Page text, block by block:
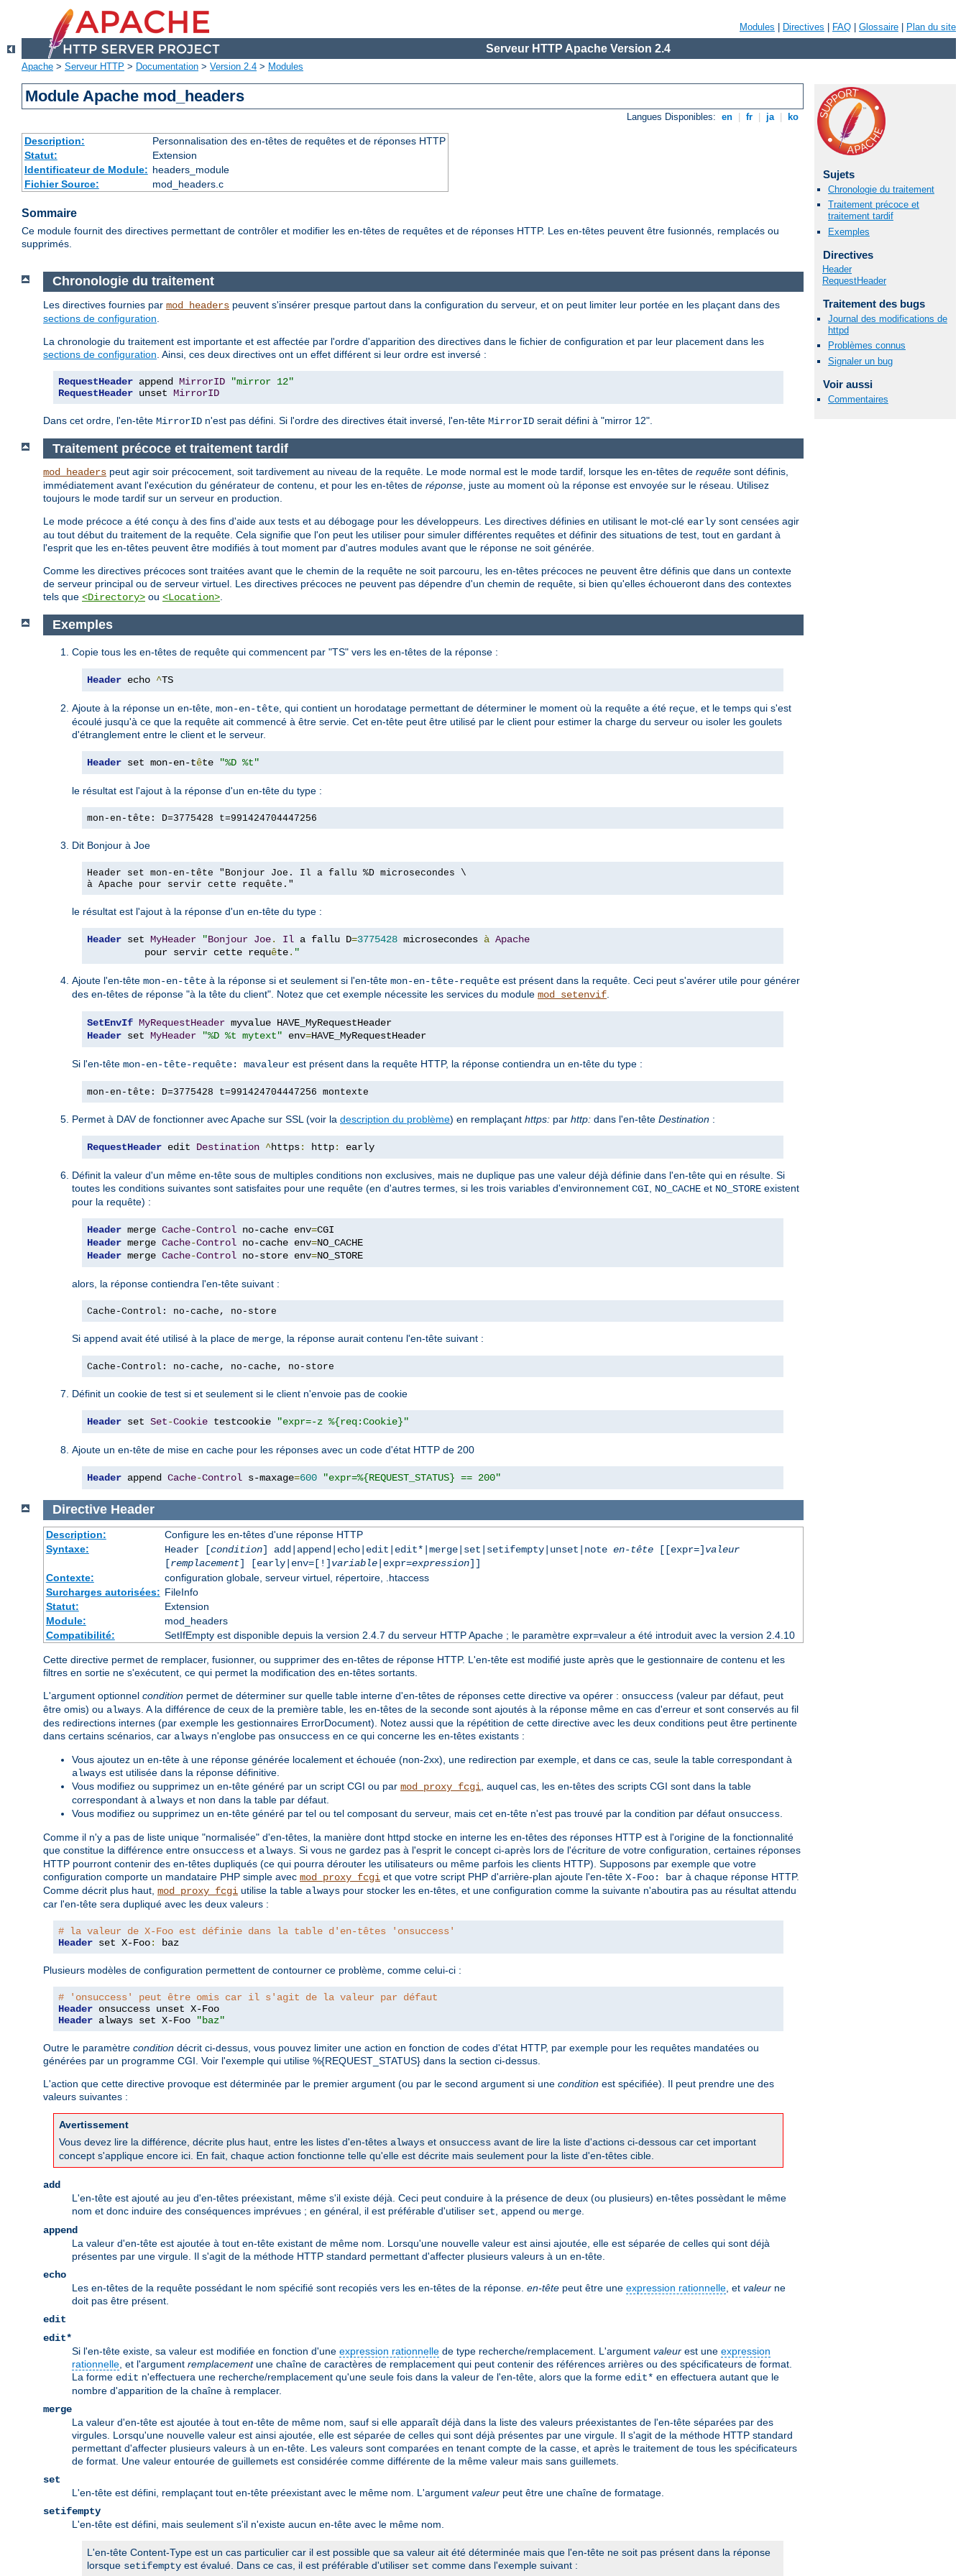
Modules Directives FAQ Glossaire Plan du site
Serveur HTTP Apache Version 2.4
Apache > Serveur HTTP > Documentation > Version 2.4 > Modules
Module Apache mod_headers
Langues Disponibles: en fr ja ko
Description:
Personnalisation des en-têtes de requêtes et de réponses HTTP
Statut:
Extension
Identificateur de Module: headers_module
Fichier Source:
mod_headers.c
Sommaire
Ce module fournit des directives permettant de contrôler et modifier les en-têtes de requêtes et de réponses HTTP. Les en-têtes peuvent être fusionnés, remplacés ou
supprimés.
Sujets
Chronologie du traitement
Traitement précoce et
traitement tardif
Exemples
Directives
Header
RequestHeader
Traitement des bugs
Journal des modifications de
httpd
Problèmes connus
Signaler un bug
Voir aussi
Commentaires
Chronologie du traitement
Les directives fournies par mod_headers peuvent s'insérer presque partout dans la configuration du serveur, et on peut limiter leur portée en les plaçant dans des
sections de configuration
La chronologie du traitement est importante et est affectée par l'ordre d'apparition des directives dans le fichier de configuration et par leur placement dans les
sections de configuration . Ainsi, ces deux directives ont un effet différent si leur ordre est inversé :
RequestHeader append MirrorID
"mirror 12"
RequestHeader unset MirrorID
Dans cet ordre, l'en-tête MirrorID n'est pas défini. Si l'ordre des directives était inversé, l'en-tête MirrorID serait défini à "mirror 12".
Traitement précoce et traitement tardif
mod_headers peut agir soir précocement, soit tardivement au niveau de la requête. Le mode normal est le mode tardif, lorsque les en-têtes de requête sont définis,
immédiatement avant l'exécution du générateur de contenu, et pour les en-têtes de réponse, juste au moment où la réponse est envoyée sur le réseau. Utilisez
toujours le mode tardif sur un serveur en production.
Le mode précoce a été conçu à des fins d'aide aux tests et au débogage pour les développeurs. Les directives définies en utilisant le mot-clé early sont censées agir
au tout début du traitement de la requête. Cela signifie que l'on peut les utiliser pour simuler différentes requêtes et définir des situations de test, tout en gardant à
l'esprit que les en-têtes peuvent être modifiés à tout moment par d'autres modules avant que le réponse ne soit générée.
Comme les directives précoces sont traitées avant que le chemin de la requête ne soit parcouru, les en-têtes précoces ne peuvent être définis que dans un contexte
de serveur principal ou de serveur virtuel. Les directives précoces ne peuvent pas dépendre d'un chemin de requête, si bien qu'elles échoueront dans des contextes
tels que <Directory> ou <Location>.
Exemples
Copie tous les en-têtes de requête qui commencent par "TS" vers les en-têtes de la réponse :
Header echo ^TS
Ajoute à la réponse un en-tête, mon-en-tête , qui contient un horodatage permettant de déterminer le moment où la requête a été reçue, et le temps qui s'est
écoulé jusqu'à ce que la requête ait commencé à être servie. Cet en-tête peut être utilisé par le client pour estimer la charge du serveur ou isoler les goulets
d'étranglement entre le client et le serveur.
Header set mon-en-tête "%D %t"
le résultat est l'ajout à la réponse d'un en-tête du type :
mon-en-tête: D=3775428 t=991424704447256
Dit Bonjour à Joe
Header set mon-en-tête "Bonjour Joe. Il a fallu %D microsecondes \
à Apache pour servir cette requête."
le résultat est l'ajout à la réponse d'un en-tête du type :
Header set MyHeader "Bonjour Joe. Il a fallu D=3775428 microsecondes à Apache
          pour servir cette requ
ête. "
Ajoute l'en-tête mon-en-tête à la réponse si et seulement si l'en-tête mon-en-tête-requête est présent dans la requête. Ceci peut s'avérer utile pour générer
des en-têtes de réponse "à la tête du client". Notez que cet exemple nécessite les services du module mod_setenvif
SetEnvIf MyRequestHeader
Header set MyHeader "%D %t mytext" env=HAVE_MyRequestHeader
Si l'en-tête mon-en-tête-requête: mavaleur est présent dans la requête HTTP, la réponse contiendra un en-tête du type :
mon-en-tête: D=3775428 t=991424704447256 montexte
Permet à DAV de fonctionner avec Apache sur SSL (voir la description du problème) en remplaçant https: par http: dans l'en-tête Destination :
RequestHeader edit Destination ^https: http: early
Définit la valeur d'un même en-tête sous de multiples conditions non exclusives, mais ne duplique pas une valeur déjà définie dans l'en-tête qui en résulte. Si
toutes les conditions suivantes sont satisfaites pour une requête (en d'autres termes, si les trois variables d'environnement CGI NO_CACHE et NO_STORE existent
pour la requête) :
Header merge Cache-Control no-cache env=
Header merge Cache-Control no-cache env=
Header merge Cache-Control no-store env=NO_STORE
alors, la réponse contiendra l'en-tête suivant :
Cache-Control: no-cache, no-store
Si append avait été utilisé à la place de merge , la réponse aurait contenu l'en-tête suivant :
Cache-Control: no-cache, no-cache, no-store
Définit un cookie de test si et seulement si le client n'envoie pas de cookie
Header set Set-Cookie testcookie "expr=-z %{req:Cookie}"
Ajoute un en-tête de mise en cache pour les réponses avec un code d'état HTTP de 200
Header append Cache-Control s-maxage=600 "expr=%{REQUEST_STATUS} == 200"
Directive Header
Description:
Configure les en-têtes d'une réponse HTTP
Syntaxe:
Header [condition] add|append|echo|edit|edit*|merge|set|setifempty|unset|note en-tête[[expr=] valeur
[remplacement] [early|env=[!] variable|expr=expression]]
Contexte:
configuration globale, serveur virtuel, répertoire, .htaccess
Surcharges autorisées: FileInfo
Statut:
Extension
Module:
mod_headers
Compatibilité:
SetIfEmpty est disponible depuis la version 2.4.7 du serveur HTTP Apache ; le paramètre expr=valeur a été introduit avec la version 2.4.10
Cette directive permet de remplacer, fusionner, ou supprimer des en-têtes de réponse HTTP. L'en-tête est modifié juste après que le gestionnaire de contenu et les
filtres en sortie ne s'exécutent, ce qui permet la modification des en-têtes sortants.
L'argument optionnel condition permet de déterminer sur quelle table interne d'en-têtes de réponses cette directive va opérer : onsuccess (valeur par défaut, peut
être omis) ou always . A la différence de ceux de la première table, les en-têtes de la seconde sont ajoutés à la réponse même en cas d'erreur et sont conservés au fil
des redirections internes (par exemple les gestionnaires ErrorDocument). Notez aussi que la répétition de cette directive avec les deux conditions peut être pertinente
dans certains scénarios, car always n'englobe pas onsuccess en ce qui concerne les en-têtes existants :
Vous ajoutez un en-tête à une réponse générée localement et échouée (non-2xx), une redirection par exemple, et dans ce cas, seule la table correspondant à
always est utilisée dans la réponse définitive.
Vous modifiez ou supprimez un en-tête généré par un script CGI ou par mod_proxy_fcgi , auquel cas, les en-têtes des scripts CGI sont dans la table
correspondant à always et non dans la table par défaut.
Vous modifiez ou supprimez un en-tête généré par tel ou tel composant du serveur, mais cet en-tête n'est pas trouvé par la condition par défaut onsuccess
Comme il n'y a pas de liste unique "normalisée" d'en-têtes, la manière dont httpd stocke en interne les en-têtes des réponses HTTP est à l'origine de la fonctionnalité
que constitue la différence entre onsuccess et always . Si vous ne gardez pas à l'esprit le concept ci-après lors de l'écriture de votre configuration, certaines réponses
HTTP pourront contenir des en-têtes dupliqués (ce qui pourra dérouter les utilisateurs ou même parfois les clients HTTP). Supposons par exemple que votre
configuration comporte un mandataire PHP simple avec mod_proxy_fcgi et que votre script PHP d'arrière-plan ajoute l'en-tête X-Foo: bar à chaque réponse HTTP.
Comme décrit plus haut, mod_proxy_fcgi utilise la table always pour stocker les en-têtes, et une configuration comme la suivante n'aboutira pas au résultat attendu
car l'en-tête sera dupliqué avec les deux valeurs :
# la valeur de X-Foo est définie dans la table d'en-têtes 'onsuccess'
Header set X-Foo: baz
Plusieurs modèles de configuration permettent de contourner ce problème, comme celui-ci :
# 'onsuccess' peut être omis car il s'agit de la valeur par défaut
Header
Header always set X-Foo "baz"
Outre le paramètre condition décrit ci-dessus, vous pouvez limiter une action en fonction de codes d'état HTTP, par exemple pour les requêtes mandatées ou
générées par un programme CGI. Voir l'exemple qui utilise %{REQUEST_STATUS} dans la section ci-dessus.
L'action que cette directive provoque est déterminée par le premier argument (ou par le second argument si une condition est spécifiée). Il peut prendre une des
valeurs suivantes :
Avertissement
Vous devez lire la différence, décrite plus haut, entre les listes d'en-têtes always et onsuccess avant de lire la liste d'actions ci-dessous car cet important
concept s'applique encore ici. En fait, chaque action fonctionne telle qu'elle est décrite mais seulement pour la liste d'en-têtes cible.
add
L'en-tête est ajouté au jeu d'en-têtes préexistant, même s'il existe déjà. Ceci peut conduire à la présence de deux (ou plusieurs) en-têtes possèdant le même
nom et donc induire des conséquences imprévues ; en général, il est préférable d'utiliser set append ou merge
append
La valeur d'en-tête est ajoutée à tout en-tête existant de même nom. Lorsqu'une nouvelle valeur est ainsi ajoutée, elle est séparée de celles qui sont déjà
présentes par une virgule. Il s'agit de la méthode HTTP standard permettant d'affecter plusieurs valeurs à un en-tête.
echo
Les en-têtes de la requête possédant le nom spécifié sont recopiés vers les en-têtes de la réponse. en-tête peut être une expression rationnelle , et valeur ne
doit pas être présent.
edit
edit*
Si l'en-tête existe, sa valeur est modifiée en fonction d'une expression rationnelle de type recherche/remplacement. L'argument valeur est une expression
rationnelle , et l'argument remplacementune chaîne de caractères de remplacement qui peut contenir des références arrières ou des spécificateurs de format.
La forme edit n'effectuera une recherche/remplacement qu'une seule fois dans la valeur de l'en-tête, alors que la forme edit* en effectuera autant que le
nombre d'apparition de la chaîne à remplacer.
merge
La valeur d'en-tête est ajoutée à tout en-tête de même nom, sauf si elle apparaît déjà dans la liste des valeurs préexistantes de l'en-tête séparées par des
virgules. Lorsqu'une nouvelle valeur est ainsi ajoutée, elle est séparée de celles qui sont déjà présentes par une virgule. Il s'agit de la méthode HTTP standard
permettant d'affecter plusieurs valeurs à un en-tête. Les valeurs sont comparées en tenant compte de la casse, et après le traitement de tous les spécificateurs
de format. Une valeur entourée de guillemets est considérée comme différente de la même valeur mais sans guillemets.
set
L'en-tête est défini, remplaçant tout en-tête préexistant avec le même nom. L'argument valeur peut être une chaîne de formatage.
setifempty
L'en-tête est défini, mais seulement s'il n'existe aucun en-tête avec le même nom.
L'en-tête Content-Type est un cas particulier car il est possible que sa valeur ait été déterminée mais que l'en-tête ne soit pas présent dans la réponse
lorsque setifempty est évalué. Dans ce cas, il est préférable d'utiliser set comme dans l'exemple suivant :